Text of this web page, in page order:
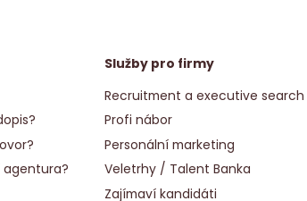
Služby pro firmy
Recruitment a executive search
Profi nábor
Personální marketing
Veletrhy / Talent Banka
Zajímaví kandidáti